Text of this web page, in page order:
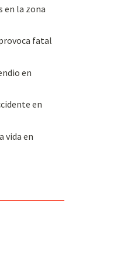
en la zona
fatal
en
en
vida en